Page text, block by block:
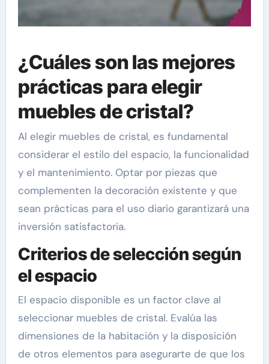
¿Cuáles son las mejores
prácticas para elegir
muebles de cristal?
Al elegir muebles de cristal, es fundamental
considerar el estilo del espacio, la funcionalidad
y el mantenimiento. Optar por piezas que
complementen la decoración existente y que
sean prácticas para el uso diario garantizará una
inversión satisfactoria.
Criterios de selección según
el espacio
El espacio disponible es un factor clave al
seleccionar muebles de cristal. Evalúa las
dimensiones de la habitación y la disposición
de otros elementos para asegurarte de que los